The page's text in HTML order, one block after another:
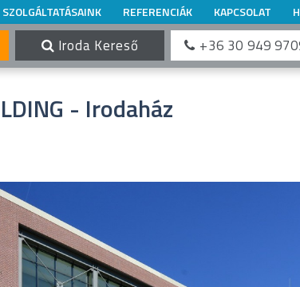
SZOLGÁLTATÁSAINK REFERENCIÁK KAPCSOLAT
Iroda Kereső +36 30 949
- Irodaház